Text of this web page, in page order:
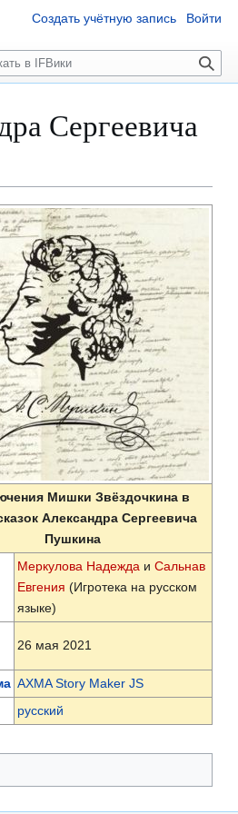
Сергеевича
Мишки Звёздочкина в
Александра Сергеевича
Пушкина
Меркулова Надежда иСальнав
Евгения (Игротека на русском
языке)
26 мая 2021
AXMA Story Maker JS
русский
Создать учётную запись Войти